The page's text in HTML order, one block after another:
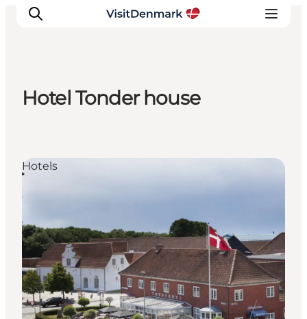
Cosa fare
Dove dormire
Pianifica il viaggio
Hotel Tonder house
Hotels